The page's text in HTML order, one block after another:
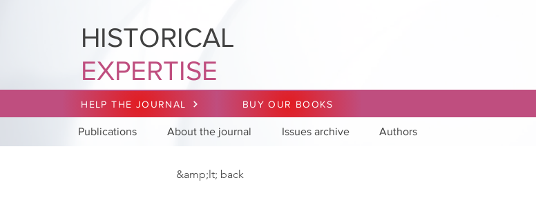
HISTORICAL
EXPERTISE
HELP THE JOURNAL BUY OUR BOOKS
Publications About the journal Issues archive Authors
&amp;lt; back